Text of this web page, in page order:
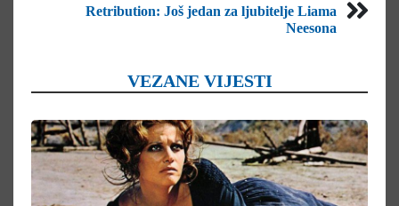
Retribution: Još jedan za ljubitelje Liama
Neesona
VEZANE VIJESTI